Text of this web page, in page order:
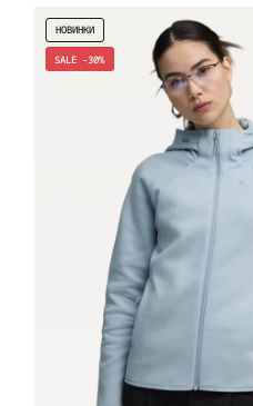
SALE -30%
НОВИНКИ